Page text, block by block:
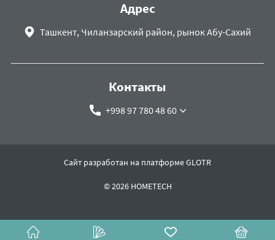
Адрес
Ташкент, Чиланзарский район, рынок Абу-Сахий
Контакты
+998 97 780 48 60
Сайт разработан на платформе GLOTR
© 2026 HOMETECH